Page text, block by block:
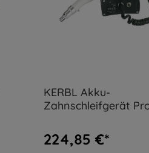
KERBL Akku-
Zahnschleifgerät
224,85 €*